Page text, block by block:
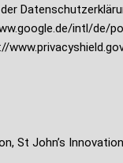
intl/de/
St John’s